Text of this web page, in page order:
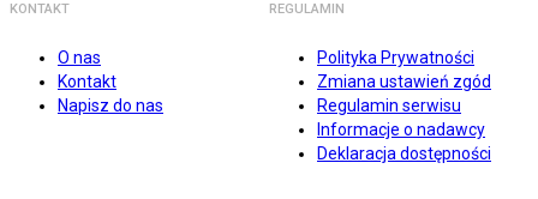
KONTAKT
O nas
Kontakt
Napisz do nas
REGULAMIN
Polityka Prywatności
Zmiana ustawień zgód
Regulamin serwisu
Informacje o nadawcy
Deklaracja dostępności